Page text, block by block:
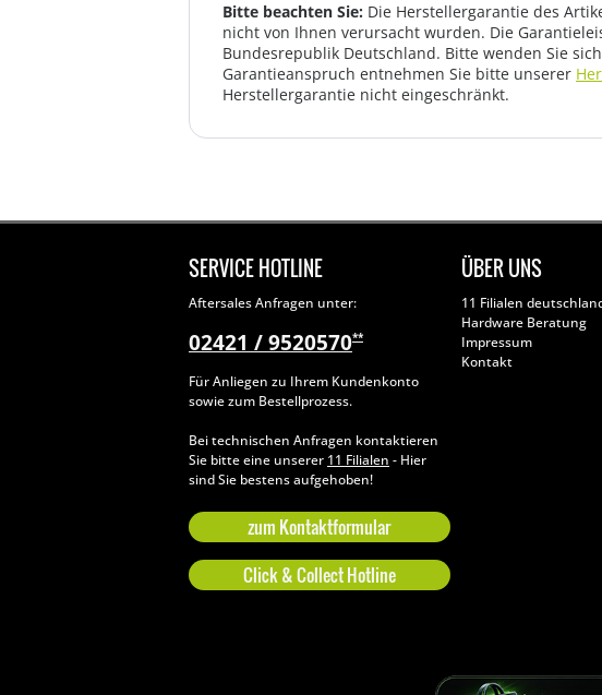
Bitte beachten Sie: Die Herstellergarantie des
nicht von Ihnen verursacht wurden. Die
Bundesrepublik Deutschland. Bitte wenden Sie
Garantieanspruch entnehmen Sie bitte unserer
Herstellergarantie nicht eingeschränkt.
SERVICE HOTLINE
Aftersales Anfragen unter:
02421 / 9520570**
Für Anliegen zu Ihrem Kundenkonto
sowie zum Bestellprozess.
Bei technischen Anfragen kontaktieren
Sie bitte eine unserer 11 Filialen - Hier
sind Sie bestens aufgehoben!
zum Kontaktformular
Click & Collect Hotline
ÜBER UNS
11 Filialen
Hardware Beratung
Impressum
Kontakt